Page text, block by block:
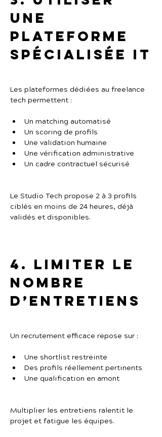
une
plateforme
spécialisée IT
Les plateformes dédiées au freelance
tech permettent :
Un matching automatisé
Un scoring de profils
Une validation humaine
Une vérification administrative
Un cadre contractuel sécurisé
Le Studio Tech propose 2 à 3 profils
ciblés en moins de 24 heures, déjà
validés et disponibles.
4. Limiter le
nombre
d’entretiens
Un recrutement efficace repose sur :
Une shortlist restreinte
Des profils réellement pertinents
Une qualification en amont
Multiplier les entretiens ralentit le
projet et fatigue les équipes.